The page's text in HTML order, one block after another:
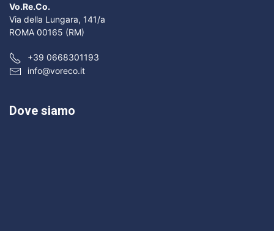
Vo.Re.Co.
Via della Lungara, 141/a
ROMA 00165 (RM)
+39 0668301193
info@voreco.it
Dove siamo